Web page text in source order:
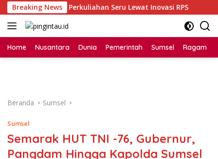
Langsung
ke
konten
Breaking News
Dorong Perkuliahan Seru Lewat Inovasi RPS
Home Nusantara Dunia Pemerintah Sumsel Ragam
Beranda Sumsel
Sumsel
Semarak HUT TNI -76, Gubernur,
Pangdam Hingga Kapolda Sumsel